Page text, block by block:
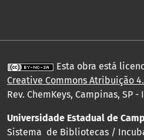
Esta obra está
Creative Commons Atribuição
Rev. ChemKeys, Campinas, SP -
Universidade Estadual de
Sistema de Bibliotecas /